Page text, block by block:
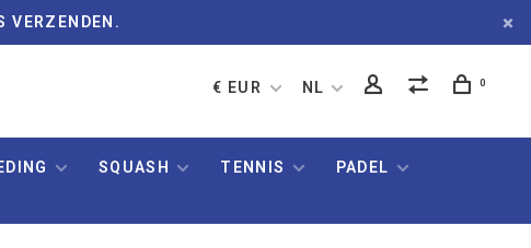
VERZENDEN.
€ EUR NL 0
SQUASH TENNIS
PADEL